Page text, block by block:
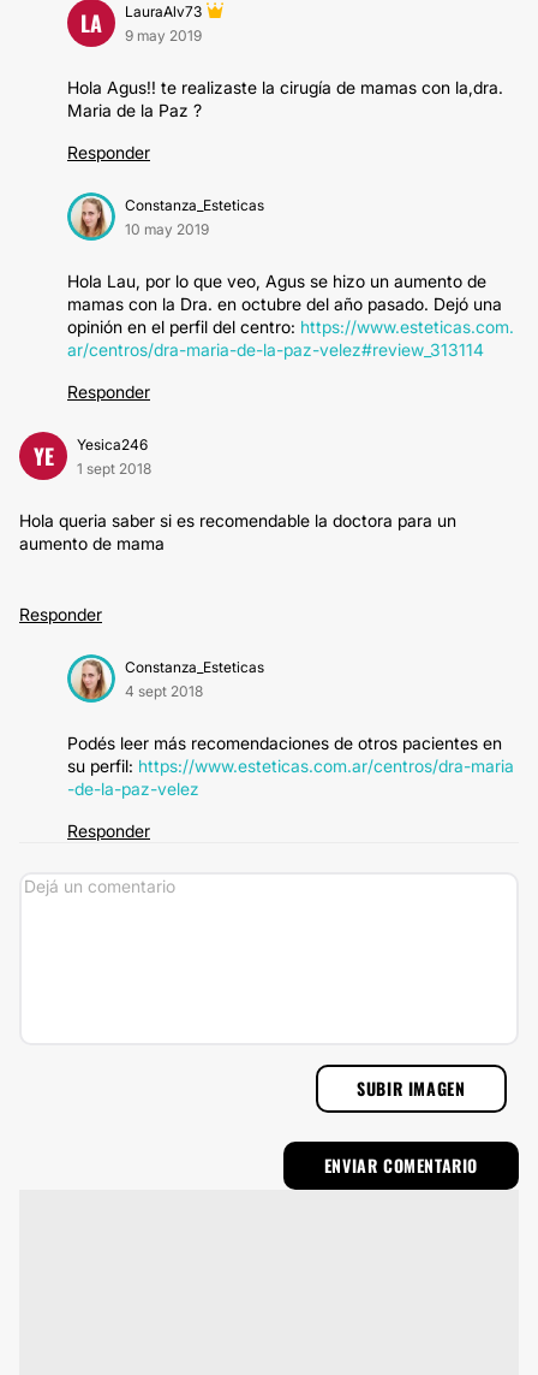
LA
LauraAlv73
9 may 2019
Hola Agus!! te realizaste la cirugía de mamas con la,dra.
Maria de la Paz ?
Responder
Constanza_Esteticas
10 may 2019
Hola Lau, por lo que veo, Agus se hizo un aumento de
mamas con la Dra. en octubre del año pasado. Dejó una
opinión en el perfil del centro: https://www.esteticas.com.
ar/centros/dra-maria-de-la-paz-velez#review_313114
Responder
YE
Yesica246
1 sept 2018
Hola queria saber si es recomendable la doctora para un
aumento de mama
Responder
Constanza_Esteticas
4 sept 2018
Podés leer más recomendaciones de otros pacientes en
su perfil: https://www.esteticas.com.ar/centros/dra-maria
-de-la-paz-velez
Responder
SUBIR IMAGEN